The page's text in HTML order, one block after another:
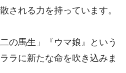
される力を持っています。
の馬生」『ウマ娘』という
ラに新たな命を吹き込みま